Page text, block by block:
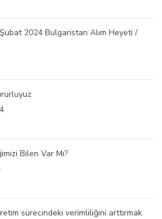
2024 Bulgaristan Alım Heyeti /
Bilen Var Mı?
sürecindeki verimliliğini arttırmak